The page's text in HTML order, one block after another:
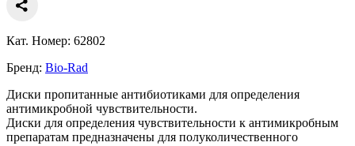
Кат. Номер: 62802
Бренд: Bio-Rad
Диски пропитанные антибиотиками для определения
антимикробной чувствительности.
Диски для определения чувствительности к антимикробным
препаратам предназначены для полуколичественного